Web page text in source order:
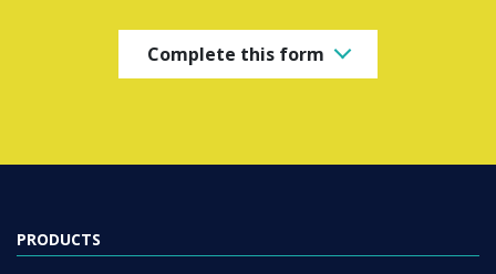
Complete this form
PRODUCTS